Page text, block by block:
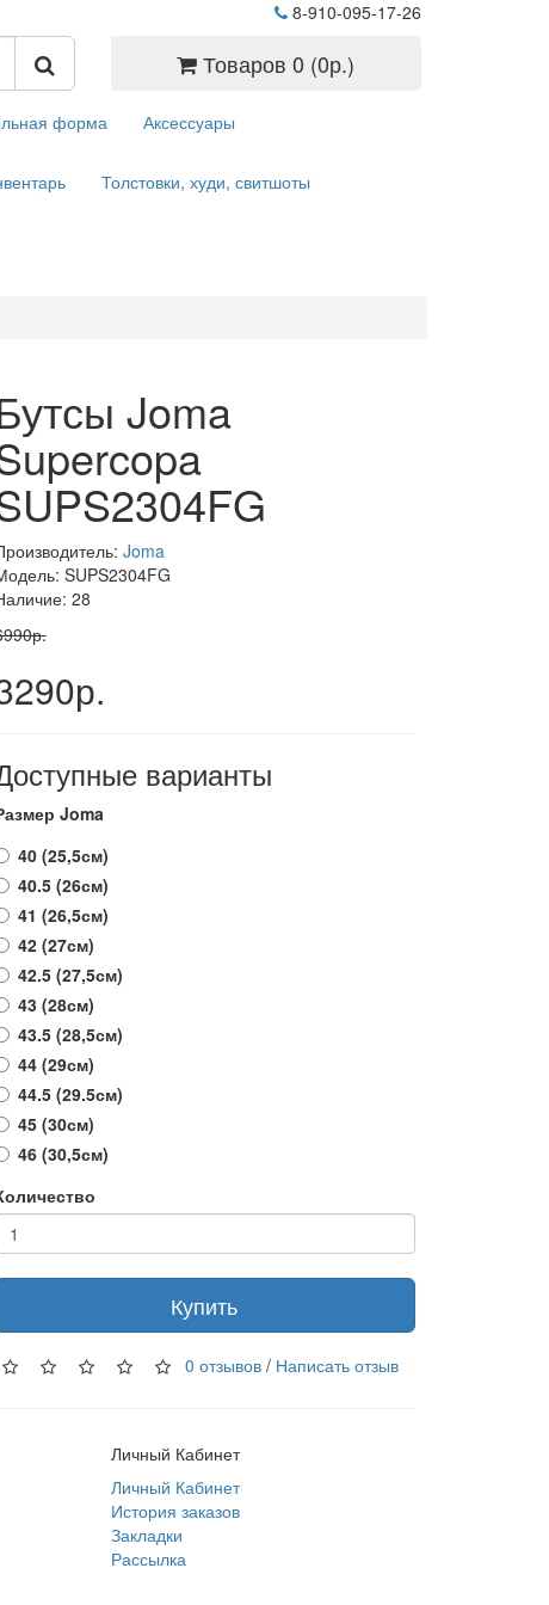
8-910-095-17-26
Товаров 0 (0р.)
форма Аксессуары
Толстовки, худи, свитшоты
Joma
Joma
SUPS2304FG
28
варианты
Joma
40 (25,5см)
40.5 (26см)
41 (26,5см)
42 (27см)
42.5 (27,5см)
43 (28см)
43.5 (28,5см)
44 (29см)
44.5 (29.5см)
45 (30см)
46 (30,5см)
Купить
0 отзывов/ Написать отзыв
Личный Кабинет
Личный Кабинет
История заказов
Закладки
Рассылка